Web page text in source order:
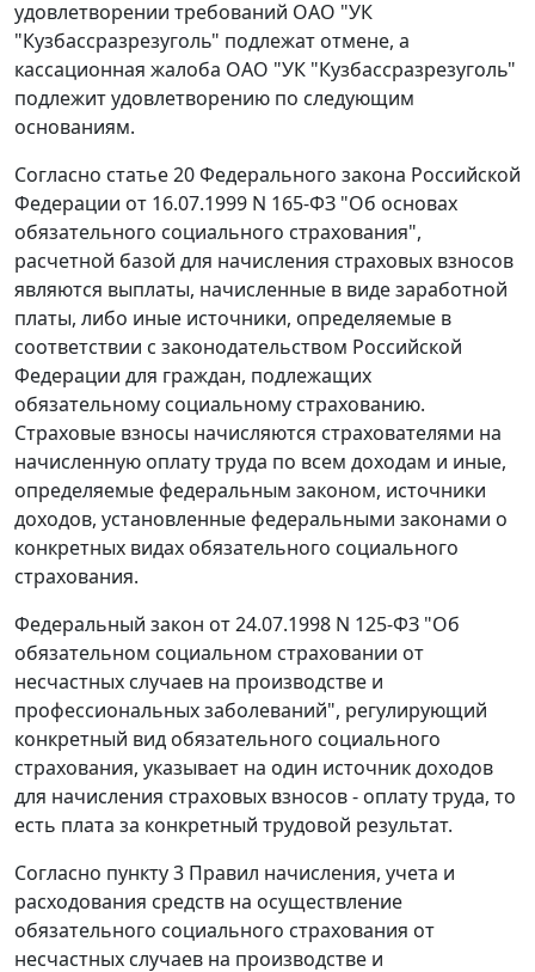
удовлетворении требований ОАО "УК
"Кузбассразрезуголь" подлежат отмене, а
кассационная жалоба ОАО "УК "Кузбассразрезуголь"
подлежит удовлетворению по следующим
основаниям.
Согласно статье 20Федерального закона Российской
Федерации от 16.07.1999 N 165-ФЗ "Об основах
обязательного социального страхования",
расчетной базой для начисления страховых взносов
являются выплаты, начисленные в виде заработной
платы, либо иные источники, определяемые в
соответствии с законодательством Российской
Федерации для граждан, подлежащих
обязательному социальному страхованию.
Страховые взносы начисляются страхователями на
начисленную оплату труда по всем доходам и иные,
определяемые федеральным законом, источники
доходов, установленные федеральными законами о
конкретных видах обязательного социального
страхования.
Федеральный закон от 24.07.1998 N 125-ФЗ "Об
обязательном социальном страховании от
несчастных случаев на производстве и
профессиональных заболеваний", регулирующий
конкретный вид обязательного социального
страхования, указывает на один источник доходов
для начисления страховых взносов - оплату труда, то
есть плата за конкретный трудовой результат.
Согласно пункту 3 Правил начисления, учета и
расходования средств на осуществление
обязательного социального страхования от
несчастных случаев на производстве и